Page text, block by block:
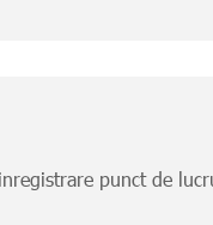
punct de